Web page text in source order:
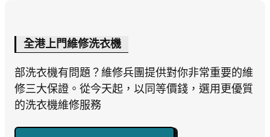
全港上門維修洗衣機
部洗衣機有問題？維修兵團提供對你非常重要的維
修三大保證。從今天起，以同等價錢，選用更優質
的洗衣機維修服務